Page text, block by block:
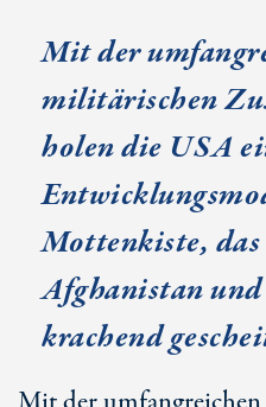
Mit der
militärischen
holen die USA
Mottenkiste,
Afghanistan
krachend